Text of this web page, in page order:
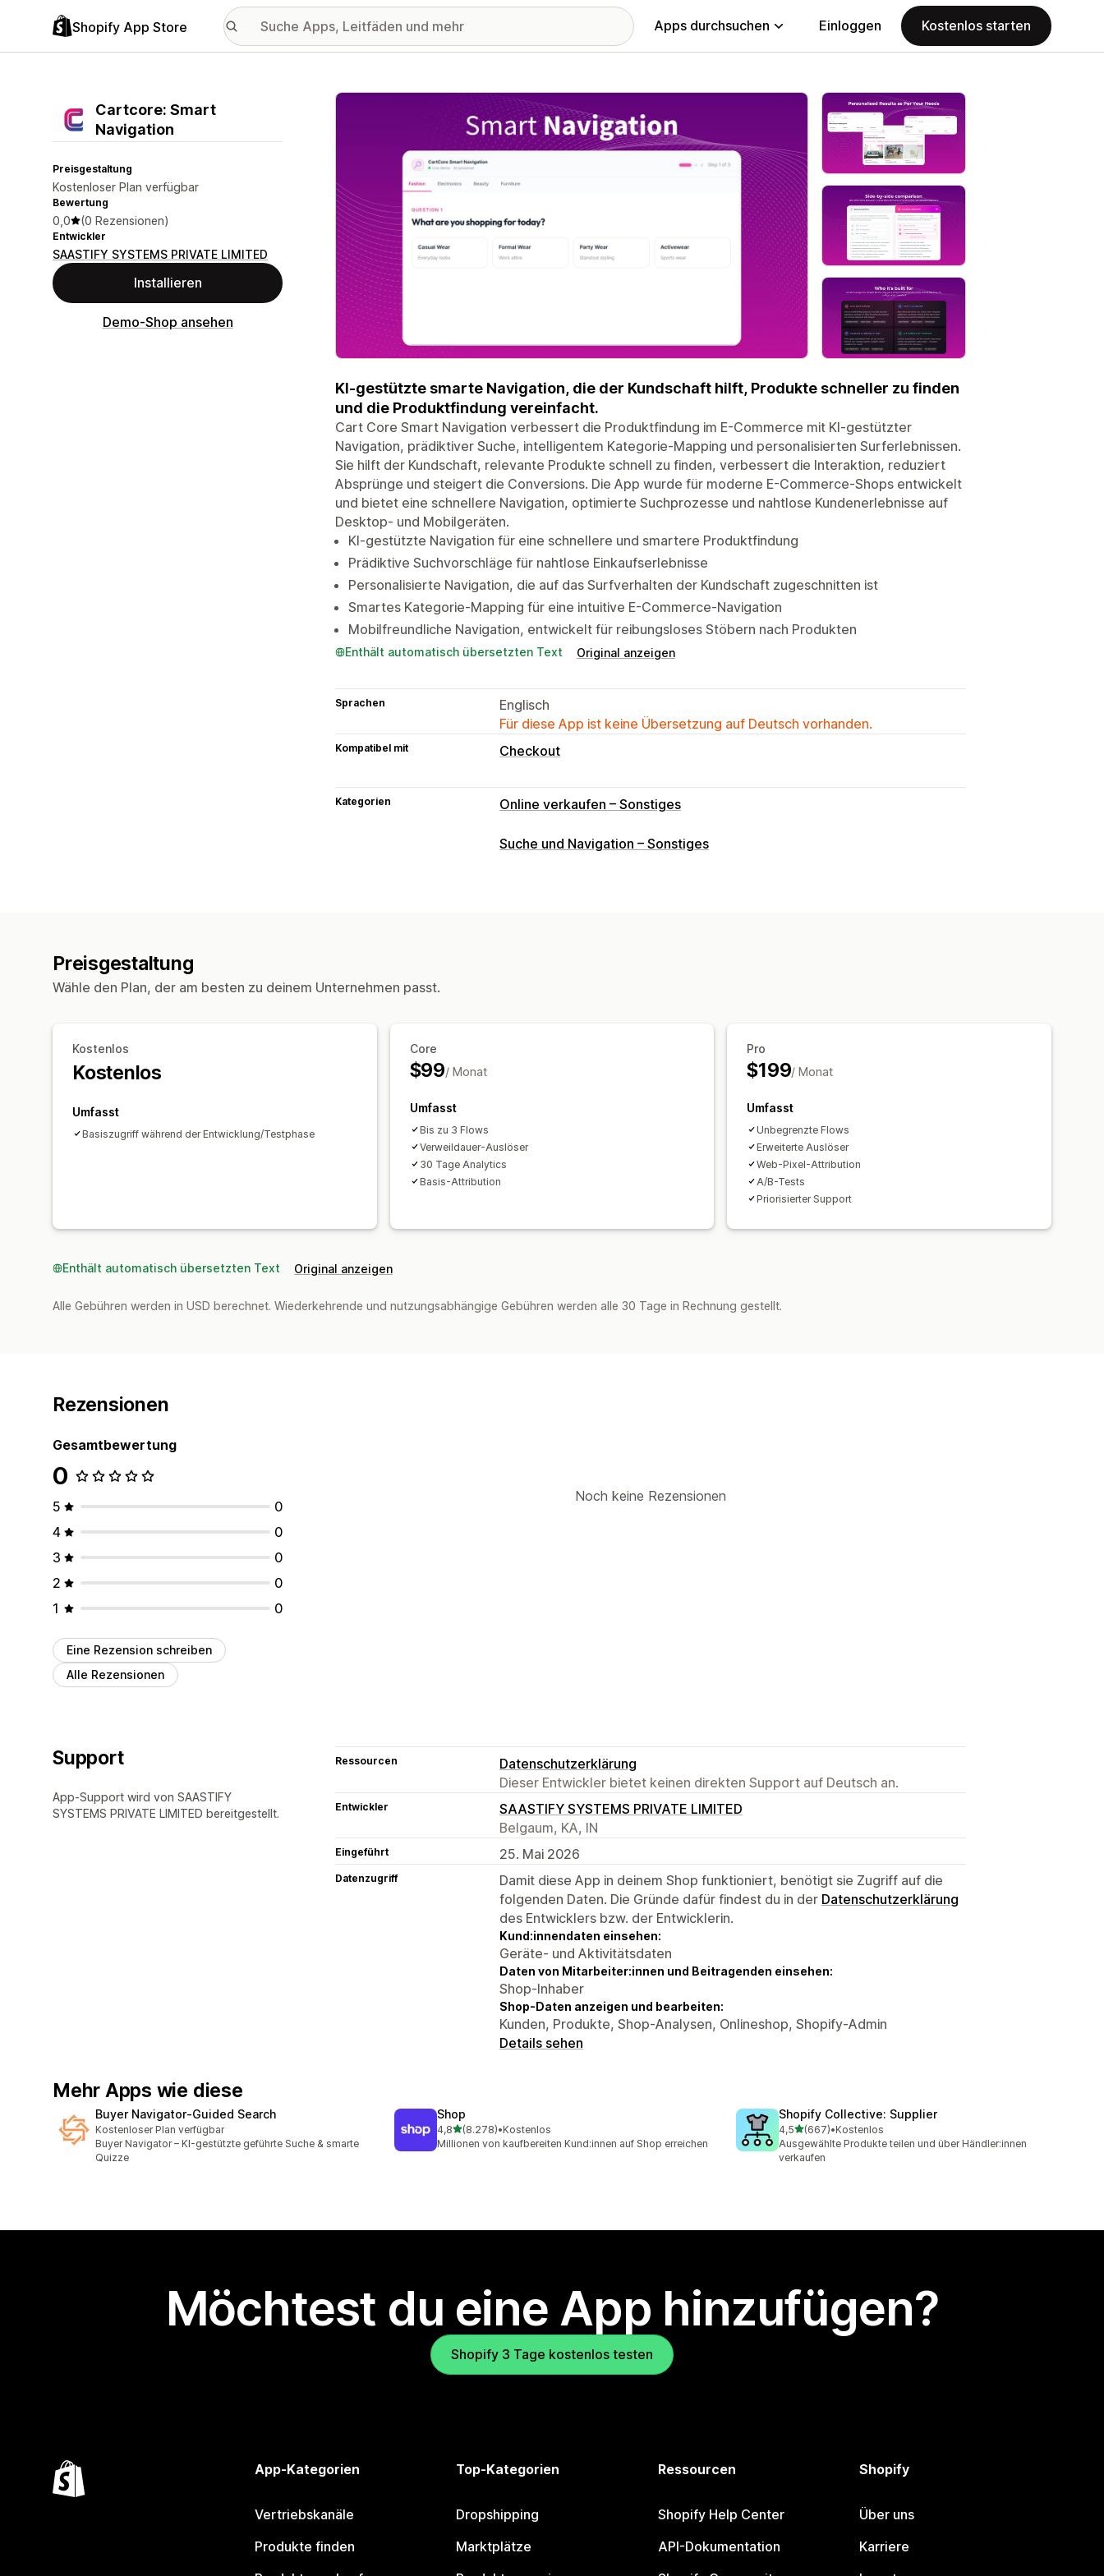
Shopify App Store Apps durchsuchen Einloggen Kostenlos starten
Cartcore: Smart
Navigation
Preisgestaltung
Kostenloser Plan verfügbar
Bewertung
0,0 (0 Rezensionen)
Entwickler
SAASTIFY SYSTEMS PRIVATE LIMITED
Installieren
Demo-Shop ansehen
Vorgestellte Bildergalerie
KI-gestützte smarte Navigation, die der Kundschaft hilft, Produkte schneller zu finden
und die Produktfindung vereinfacht.
Cart Core Smart Navigation verbessert die Produktfindung im E-Commerce mit KI-gestützter
Navigation, prädiktiver Suche, intelligentem Kategorie-Mapping und personalisierten Surferlebnissen.
Sie hilft der Kundschaft, relevante Produkte schnell zu finden, verbessert die Interaktion, reduziert
Absprünge und steigert die Conversions. Die App wurde für moderne E-Commerce-Shops entwickelt
und bietet eine schnellere Navigation, optimierte Suchprozesse und nahtlose Kundenerlebnisse auf
Desktop- und Mobilgeräten.
KI-gestützte Navigation für eine schnellere und smartere Produktfindung
Prädiktive Suchvorschläge für nahtlose Einkaufserlebnisse
Personalisierte Navigation, die auf das Surfverhalten der Kundschaft zugeschnitten ist
Smartes Kategorie-Mapping für eine intuitive E-Commerce-Navigation
Mobilfreundliche Navigation, entwickelt für reibungsloses Stöbern nach Produkten
Enthält automatisch übersetzten Text Original anzeigen
Sprachen
Englisch
Für diese App ist keine Übersetzung auf Deutsch vorhanden.
Kompatibel mit Checkout
Kategorien Online verkaufen – Sonstiges
Suche und Navigation – Sonstiges
Preisgestaltung
Wähle den Plan, der am besten zu deinem Unternehmen passt.
Kostenlos
Kostenlos
Umfasst
Basiszugriff während der Entwicklung/Testphase
Core
$99/ Monat
Umfasst
Bis zu 3 Flows
Verweildauer-Auslöser
30 Tage Analytics
Basis-Attribution
Pro
$199/ Monat
Umfasst
Unbegrenzte Flows
Erweiterte Auslöser
Web-Pixel-Attribution
A/B-Tests
Priorisierter Support
Enthält automatisch übersetzten Text Original anzeigen
Alle Gebühren werden in USD berechnet. Wiederkehrende und nutzungsabhängige Gebühren werden alle 30 Tage in Rechnung gestellt.
Rezensionen
Gesamtbewertung
0
5
0
4
0
3
0
2
0
1
0
Eine Rezension schreiben
Alle Rezensionen
Noch keine Rezensionen
Support
App-Support wird von SAASTIFY
SYSTEMS PRIVATE LIMITED bereitgestellt.
Ressourcen
Datenschutzerklärung
Dieser Entwickler bietet keinen direkten Support auf Deutsch an.
Entwickler
SAASTIFY SYSTEMS PRIVATE LIMITED
Belgaum, KA, IN
Eingeführt 25. Mai 2026
Datenzugriff
Damit diese App in deinem Shop funktioniert, benötigt sie Zugriff auf die
folgenden Daten. Die Gründe dafür findest du in der Datenschutzerklärung
des Entwicklers bzw. der Entwicklerin.
Kund:innendaten einsehen:
Geräte- und Aktivitätsdaten
Daten von Mitarbeiter:innen und Beitragenden einsehen:
Shop-Inhaber
Shop-Daten anzeigen und bearbeiten:
Kunden, Produkte, Shop-Analysen, Onlineshop, Shopify-Admin
Details sehen
Mehr Apps wie diese
Buyer Navigator‑Guided Search
Kostenloser Plan verfügbar
Buyer Navigator – KI-gestützte geführte Suche & smarte
Quizze
Shop
4,8von 5 Sternen
(8.278)
8278 Rezensionen insgesamt
•Kostenlos
Millionen von kaufbereiten Kund:innen auf Shop erreichen
Shopify Collective: Supplier
4,5von 5 Sternen
(667)
667 Rezensionen insgesamt
•Kostenlos
Ausgewählte Produkte teilen und über Händler:innen
verkaufen
Möchtest du eine App hinzufügen?
Shopify 3 Tage kostenlos testen
App-Kategorien
Vertriebskanäle
Produkte finden
Top-Kategorien
Dropshipping
Marktplätze
Ressourcen
Shopify Help Center
API-Dokumentation
Shopify
Über uns
Karriere